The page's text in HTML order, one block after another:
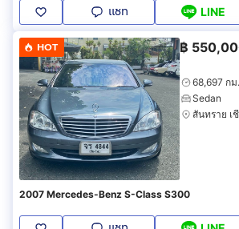
แชท LINE
HOT ฿
68,697 กม.
Sedan
สันทราย เ
2007 Mercedes-Benz S-Class S300